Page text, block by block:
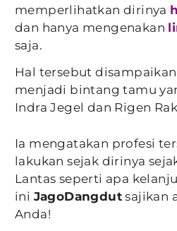
memperlihatkan dirinya
dan hanya mengenakan
saja.
Hal tersebut
menjadi bintang tamu
Indra Jegel dan Rigen
Ia mengatakan profesi
lakukan sejak dirinya
Lantas seperti apa
ini JagoDangdut sajikan
Anda!